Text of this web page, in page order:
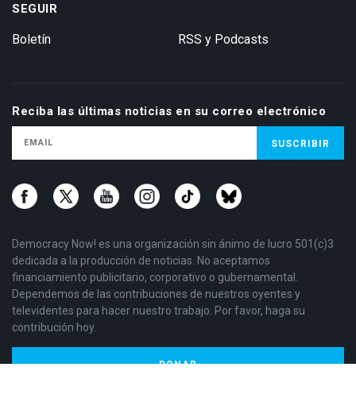
SEGUIR
Boletín RSS y Podcasts
Reciba las últimas noticias en su correo electrónico
Democracy Now! es una organización sin ánimo de lucro 501(c)3
dedicada a la producción de noticias. No aceptamos
financiamiento publicitario, corporativo o gubernamental.
Dependemos de las contribuciones de nuestros oyentes y
televidentes para hacer nuestro trabajo. Por favor, haga su
contribución hoy.
DONAR